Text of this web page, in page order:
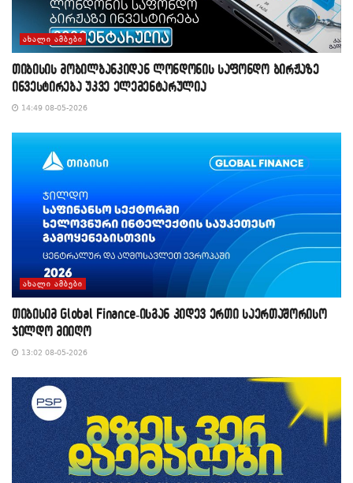
ᲐᲮᲐᲚᲘ ᲐᲛᲑᲔᲑᲘ
თიბისის მობილბანკიდან ლონდონის საფონდო ბირჟაზე
ინვესტირება უკვე ელემენტარულია
14:49 08-05-2026
ᲐᲮᲐᲚᲘ ᲐᲛᲑᲔᲑᲘ
თიბისიმ Global Finance-ისგან კიდევ ერთი საერთაშორისო
ჯილდო მიიღო
13:02 08-05-2026